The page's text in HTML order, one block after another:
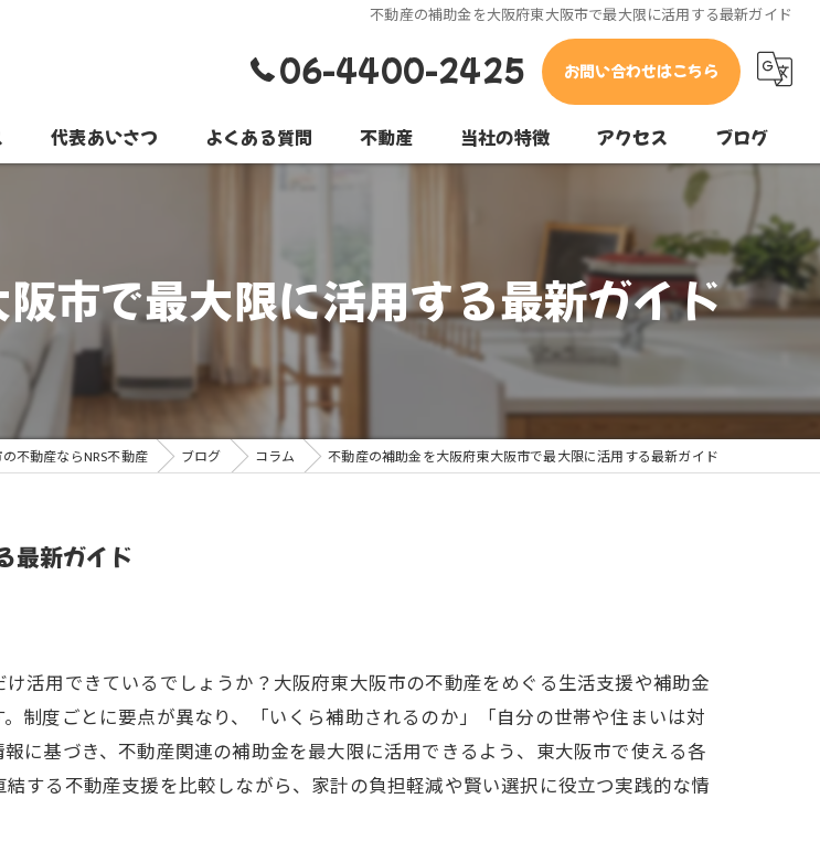
不動産の補助金を大阪府東大阪市で最大限に活用する最新ガイド
06-4400-2425 お問い合わせはこちら
代表あいさつ よくある質問 不動産 当社の特徴
松原市の不動産
売却
アクセス ブログ
コラム
市で最大限に活用する最新ガイド
不動産ならNRS不動産 ブログ コラム 不動産の補助金を大阪府東大阪市で最大限に活用する最新ガイド
最新ガイド
活用できているでしょうか？大阪府東大阪市の不動産をめぐる生活支援や補助金
制度ごとに要点が異なり、「いくら補助されるのか」「自分の世帯や住まいは対
に基づき、不動産関連の補助金を最大限に活用できるよう、東大阪市で使える各
する不動産支援を比較しながら、家計の負担軽減や賢い選択に役立つ実践的な情